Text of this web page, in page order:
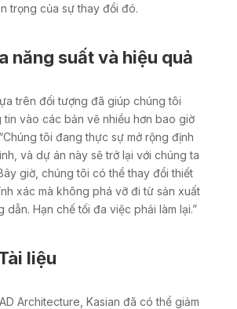
trọng của sự thay đổi đó.
năng suất và hiệu quả
trên đối tượng đã giúp chúng tôi
tin vào các bản vẽ nhiều hơn bao giờ
tôi đang thực sự mở rộng định
và dự án này sẽ trở lại với chúng ta
giờ, chúng tôi có thể thay đổi thiết
xác mà không phá vỡ đi từ sản xuất
dẫn. Hạn chế tối đa việc phải làm lại.”
liệu
Architecture, Kasian đã có thể giảm